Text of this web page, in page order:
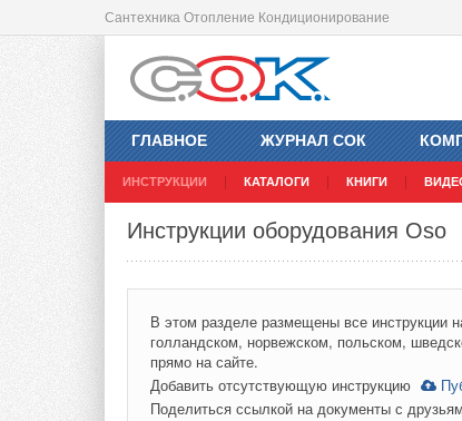
Сантехника Отопление Кондиционирование
ГЛАВНОЕ ЖУРНАЛ СОК
ИНСТРУКЦИИ КАТАЛОГИ КНИГИ
Инструкции оборудования Oso
В этом разделе размещены все инструкции
голландском, норвежском, польском,
прямо на сайте.
Добавить отсутствующую инструкцию
Поделиться ссылкой на документы с